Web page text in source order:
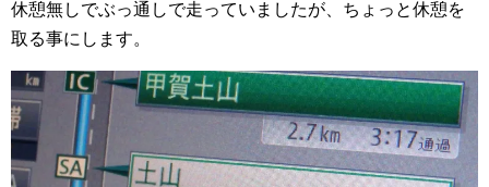
休憩無しでぶっ通しで走っていましたが、ちょっと休憩を
取る事にします。